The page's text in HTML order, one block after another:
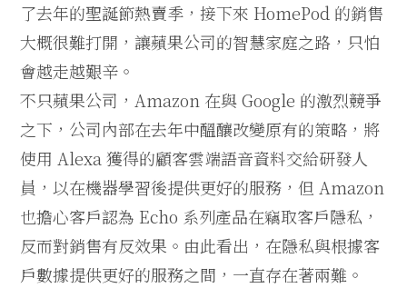
了去年的聖誕節熱賣季，接下來 HomePod 的銷售
大概很難打開，讓蘋果公司的智慧家庭之路，只怕
會越走越艱辛。
不只蘋果公司，Amazon 在與 Google 的激烈競爭
之下，公司內部在去年中醞釀改變原有的策略，將
使用 Alexa 獲得的顧客雲端語音資料交給研發人
員，以在機器學習後提供更好的服務，但 Amazon
也擔心客戶認為 Echo 系列產品在竊取客戶隱私，
反而對銷售有反效果。由此看出，在隱私與根據客
戶數據提供更好的服務之間，一直存在著兩難。